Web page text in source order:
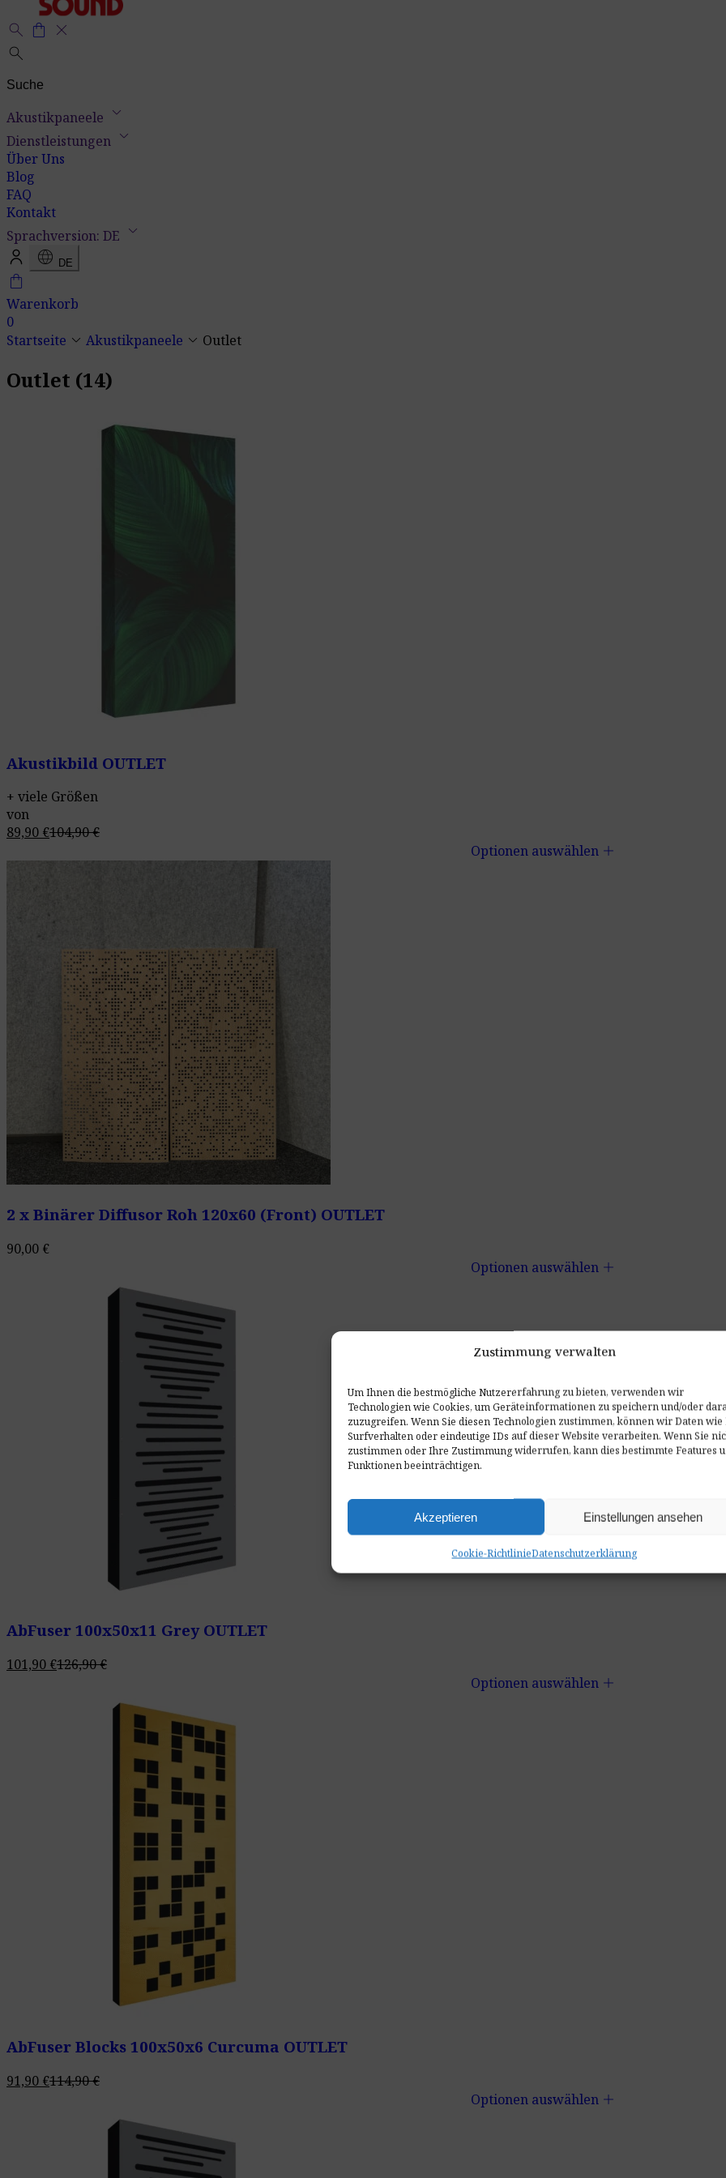
Zustimmung verwalten
Um Ihnen die bestmögliche Nutzererfahrung zu bieten, verwenden wir
Technologien wie Cookies, um Geräteinformationen zu speichern und/oder
zuzugreifen. Wenn Sie diesen Technologien zustimmen, können wir Daten
Surfverhalten oder eindeutige IDs auf dieser Website verarbeiten. Wenn Sie
zustimmen oder Ihre Zustimmung widerrufen, kann dies bestimmte Features
Funktionen beeinträchtigen.
Akzeptieren Einstellungen ansehen
Cookie-RichtlinieDatenschutzerklärung
search shopping_bag close
search
Akustikpaneele keyboard_arrow_down
Dienstleistungen keyboard_arrow_down
Über Uns
Blog
FAQ
Kontakt
Sprachversion: DE keyboard_arrow_down
language DE
shopping_bag
Warenkorb
0
Startseite keyboard_arrow_down Akustikpaneele keyboard_arrow_down Outlet
Outlet (14)
Akustikbild OUTLET
+ viele Größen
von
89,90 €104,90€
Optionen auswählen add
2 x Binärer Diffusor Roh 120x60 (Front) OUTLET
90,00 €
Optionen auswählen add
AbFuser 100x50x11 Grey OUTLET
101,90 €126,90€
Optionen auswählen add
AbFuser Blocks 100x50x6 Curcuma OUTLET
91,90 €114,90€
Optionen auswählen add